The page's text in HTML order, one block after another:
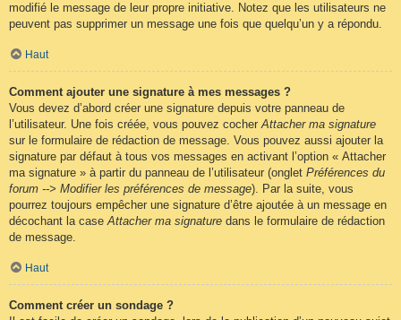
modifié le message de leur propre initiative. Notez que les utilisateurs ne
peuvent pas supprimer un message une fois que quelqu’un y a répondu.
Haut
Comment ajouter une signature à mes messages ?
Vous devez d’abord créer une signature depuis votre panneau de
l’utilisateur. Une fois créée, vous pouvez cocherAttacher ma signature
sur le formulaire de rédaction de message. Vous pouvez aussi ajouter la
signature par défaut à tous vos messages en activant l’option « Attacher
ma signature » à partir du panneau de l’utilisateur (onglet Préférences du
forum --> Modifier les préférences de message). Par la suite, vous
pourrez toujours empêcher une signature d’être ajoutée à un message en
décochant la caseAttacher ma signature dans le formulaire de rédaction
de message.
Haut
Comment créer un sondage ?